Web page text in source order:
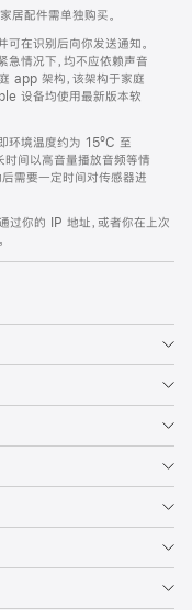
配件需单独购买。
可在识别后向你发送通知。
急情况下，均不应依赖声音
app 架构，该架构于家庭
设备均使用最新版本软
环境温度约为 15ºC 至
间以高音量播放音频等情
需要一定时间对传感器进
过你的 IP 地址，或者你在上次